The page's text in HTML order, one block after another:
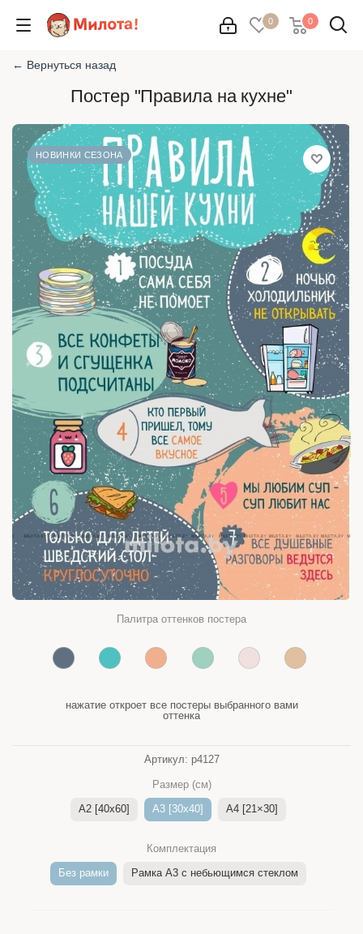
0 0
← Вернуться назад
Постер "Правила на кухне"
НОВИНКИ СЕЗОНА
Палитра оттенков постера
нажатие откроет все постеры выбранного вами
оттенка
Артикул: p4127
Размер (см)
A2 [40x60]
A3 [30x40] A4 [21×30]
Комплектация
Без рамки
Рамка A3 c небьющимся стеклом